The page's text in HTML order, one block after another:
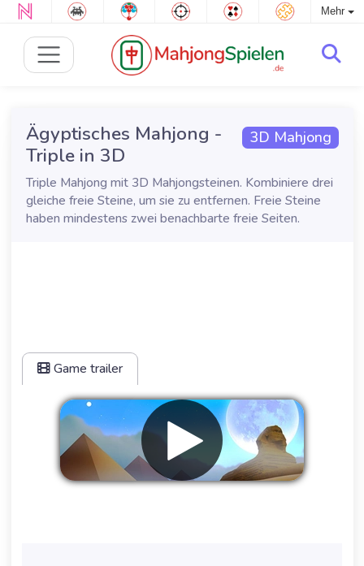
Mehr
3D Mahjong
Ägyptisches Mahjong -
Triple in 3D
Triple Mahjong mit 3D Mahjongsteinen. Kombiniere drei
gleiche freie Steine, um sie zu entfernen. Freie Steine
haben mindestens zwei benachbarte freie Seiten.
Game trailer